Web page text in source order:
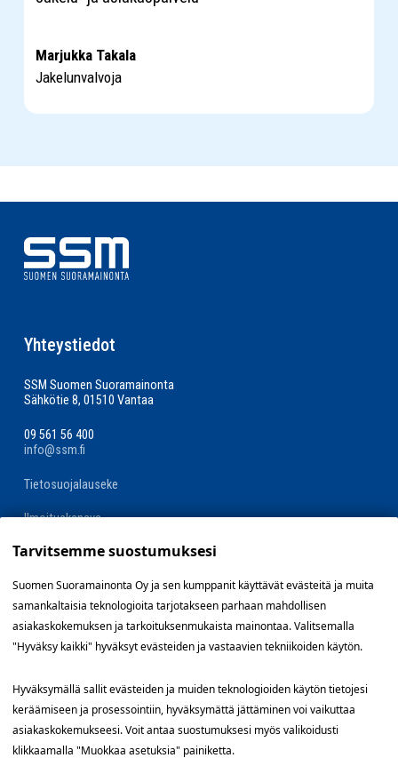
Marjukka Takala
Jakelunvalvoja
Yhteystiedot
SSM Suomen Suoramainonta
Sähkötie 8, 01510 Vantaa
09 561 56 400
info@ssm.fi
Tietosuojalauseke
Ilmoituskanava
Evästevalinnat »
Oikopolut
Hae töitä
Blogi
Tarvitsemme suostumuksesi
Suomen Suoramainonta Oy ja sen kumppanit käyttävät evästeitä ja muita
samankaltaisia teknologioita tarjotakseen parhaan mahdollisen
asiakaskokemuksen ja tarkoituksenmukaista mainontaa. Valitsemalla
"Hyväksy kaikki" hyväksyt evästeiden ja vastaavien tekniikoiden käytön.
Hyväksymällä sallit evästeiden ja muiden teknologioiden käytön tietojesi
keräämiseen ja prosessointiin, hyväksymättä jättäminen voi vaikuttaa
asiakaskokemukseesi. Voit antaa suostumuksesi myös valikoidusti
klikkaamalla "Muokkaa asetuksia" painiketta.